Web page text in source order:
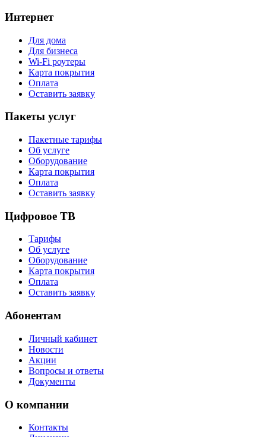
Интернет
Для дома
Для бизнеса
Wi-Fi роутеры
Карта покрытия
Оплата
Оставить заявку
Пакеты услуг
Пакетные тарифы
Об услуге
Оборудование
Карта покрытия
Оплата
Оставить заявку
Цифровое ТВ
Тарифы
Об услуге
Оборудование
Карта покрытия
Оплата
Оставить заявку
Абонентам
Личный кабинет
Новости
Акции
Вопросы и ответы
Документы
О компании
Контакты